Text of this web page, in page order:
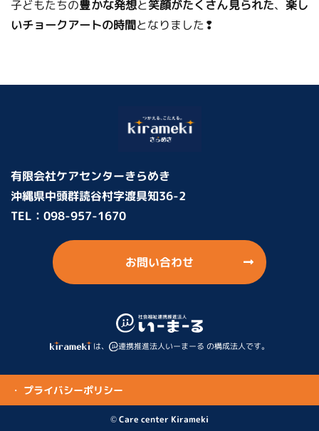
子どもたちの豊かな発想と笑顔がたくさん見られた、 楽し
いチョークアートの時間となりました❢
有限会社ケアセンターきらめき
沖縄県中頭群読谷村字渡具知36-2
TEL： 098-957-1670
お問い合わせ
は、 連携推進法人いーまーる の構成法人です。
・ プライバシーポリシー
© Care center Kirameki